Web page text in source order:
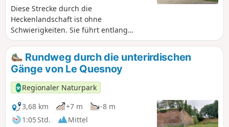
Diese Strecke durch die
Heckenlandschaft ist ohne
Schwierigkeiten. Sie führt entlang
ländlicher Hecken und Straßen mit
charakteristischen Wohnhäusern.
Rundweg durch die unterirdischen
Gänge von Le Quesnoy
Regionaler Naturpark
3,68 km
+7 m
-8 m
1:05 Std.
Mittel